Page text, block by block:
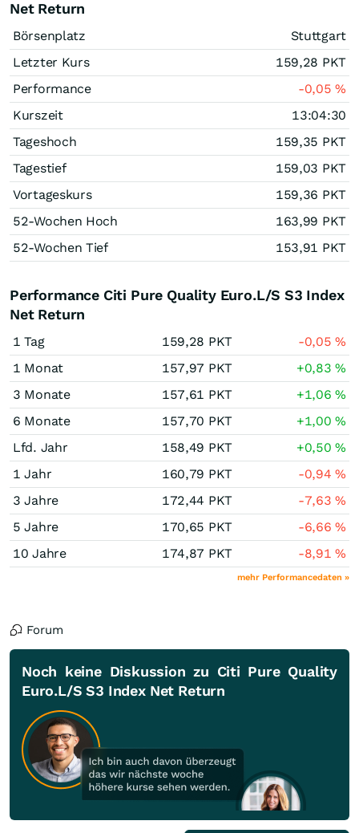
Net Return
Börsenplatz
Stuttgart
Letzter Kurs
159,28 PKT
Performance
-0,05%
Kurszeit
13:04:30
Tageshoch
159,35 PKT
Tagestief
159,03 PKT
Vortageskurs
159,36 PKT
52-Wochen Hoch
163,99 PKT
52-Wochen Tief
153,91 PKT
Performance Citi Pure Quality Euro.L/S S3 Index
Net Return
1 Tag 159,28 PKT -0,05%
1 Monat
157,97 PKT +0,83%
3 Monate
157,61 PKT +1,06%
6 Monate
157,70 PKT +1,00%
Lfd. Jahr
158,49 PKT +0,50%
1 Jahr
160,79 PKT -0,94%
3 Jahre
172,44 PKT -7,63%
5 Jahre
170,65 PKT -6,66%
10 Jahre
174,87 PKT -8,91%
mehr Performancedaten »
Forum
Noch keine Diskussion zu Citi Pure Quality
Euro.L/S S3 Index Net Return